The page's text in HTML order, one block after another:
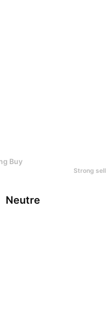
Buy
Neutre
Strong sell